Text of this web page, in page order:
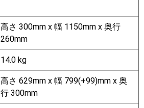
高さ 300mm x 幅 1150mm x 奥行
260mm
14.0 kg
高さ 629mm x 幅 799(+99)mm x 奥
行 300mm